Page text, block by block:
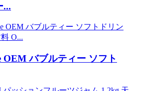
...
OEM バブルティー ソフト